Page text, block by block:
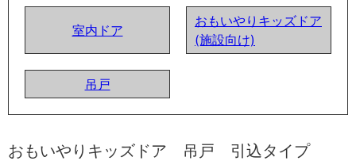
室内ドア
おもいやりキッズドア
(施設向け)
吊戸
おもいやりキッズドア 吊戸 引込タイプ